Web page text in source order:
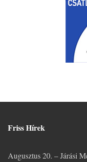
Friss Hírek
Augusztus 20. – Járási